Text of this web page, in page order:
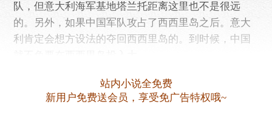
队，但意大利海军基地塔兰托距离这里也不是很远
的。另外，如果中国军队攻占了西西里岛之后。意大
利肯定会想方设法的夺回西西里岛的。到时候，中国
站内小说全免费
新用户免费送会员，享受免广告特权哦~